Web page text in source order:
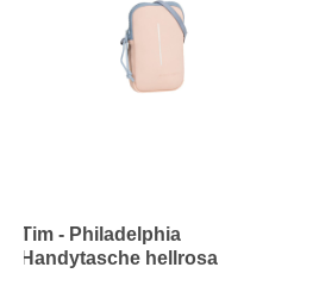
Tim - Philadelphia
Handytasche hellrosa